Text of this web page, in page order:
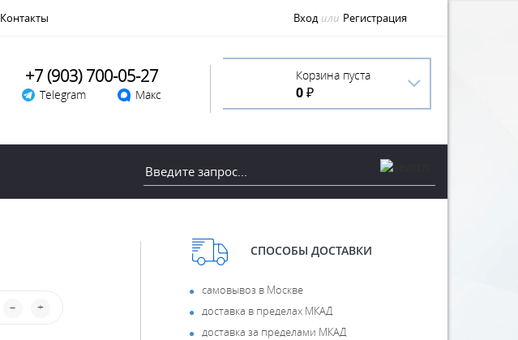
Контакты Вход или Регистрация
+7 (903) 700-05-27
Telegram Макс
Корзина пуста
0 ₽
+
–
СПОСОБЫ ДОСТАВКИ
самовывоз в Москве
доставка в пределах МКАД
доставка за пределами МКАД